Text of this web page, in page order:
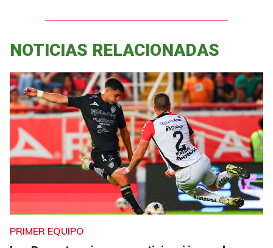
NOTICIAS RELACIONADAS
PRIMER EQUIPO